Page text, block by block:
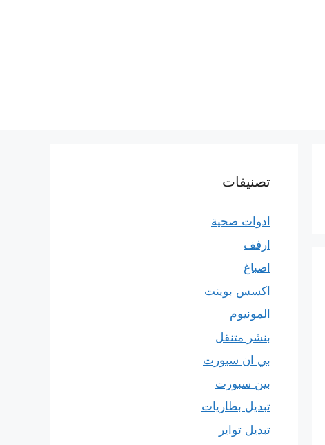
تصنيفات
ادوات صحية
ارفف
اصباغ
اكسس بوينت
المونيوم
بنشر متنقل
بي ان سبورت
بين سبورت
تبديل بطاريات
تبديل تواير